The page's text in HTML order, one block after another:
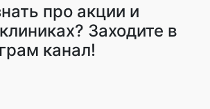
про акции и
Заходите в
канал!